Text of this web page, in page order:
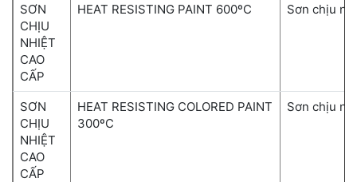
SƠN
CHỊU
NHIỆT
CAO
CẤP
HEAT RESISTING PAINT 600ºC Sơn chịu
SƠN
CHỊU
NHIỆT
CAO
CẤP
HEAT RESISTING COLORED PAINT
300ºC
Sơn chịu